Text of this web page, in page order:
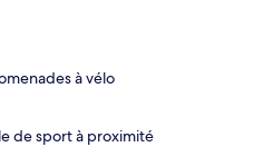
à vélo
de sport à proximité